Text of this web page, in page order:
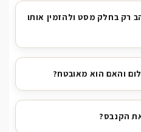
רק בחלק מסט ולהזמין אותו
והאם הוא מאובטח?
הקנבס?